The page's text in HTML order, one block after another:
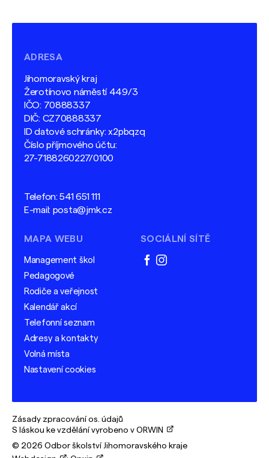
ADRESA
Jihomoravský kraj
Žerotínovo náměstí 449/3
IČO: 70888337
DIČ: CZ70888337
ID datové schránky: x2pbqzq
Číslo příjmového účtu:
27-7188260227/0100
Telefon:541 651 111
E-mail: posta@jmk.cz
MAPA WEBU
Management škol
Pedagogové
Rodiče a veřejnost
Kalendář akcí
Telefonní seznam
Adresy a kontakty
Volná místa
Nastavení cookies
SOCIÁLNÍ SÍTĚ
facebook
instagram
Zásady zpracování os. údajů
S láskou ke vzdělání vyrobeno v ORWIN
© 2026 Odbor školství Jihomoravského kraje